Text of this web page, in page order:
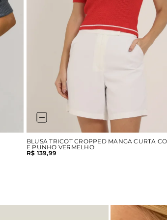
BLUSA TRICOT CROPPED MANGA CURTA
E PUNHO VERMELHO
R$ 139,99